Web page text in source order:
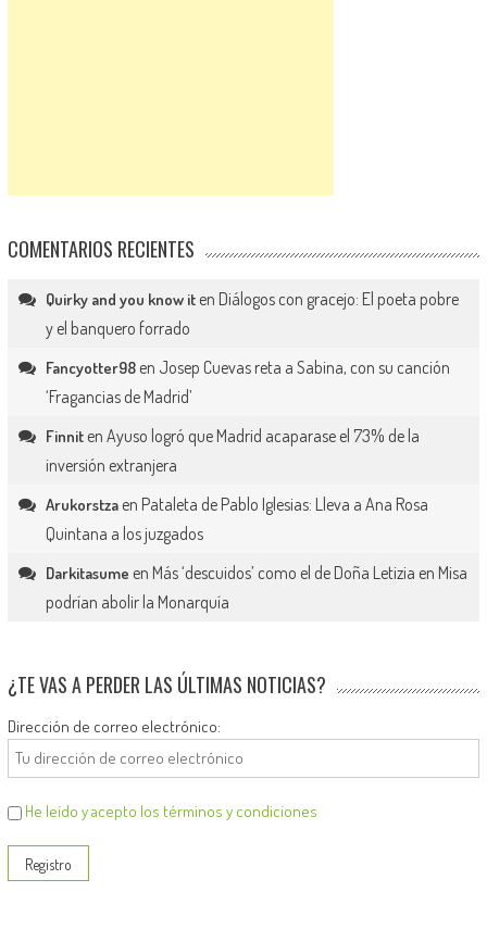
COMENTARIOS RECIENTES
Quirky and you know iten Diálogos con gracejo: El poeta pobre
y el banquero forrado
Fancyotter98en Josep Cuevas reta a Sabina, con su canción
‘Fragancias de Madrid’
Finniten Ayuso logró que Madrid acaparase el 73% de la
inversión extranjera
Arukorstzaen Pataleta de Pablo Iglesias: Lleva a Ana Rosa
Quintana a los juzgados
Darkitasume en Más ‘descuidos’ como el de Doña Letizia en Misa
podrían abolir la Monarquía
¿TE VAS A PERDER LAS ÚLTIMAS NOTICIAS?
Dirección de correo electrónico:
He leído y acepto los términos y condiciones